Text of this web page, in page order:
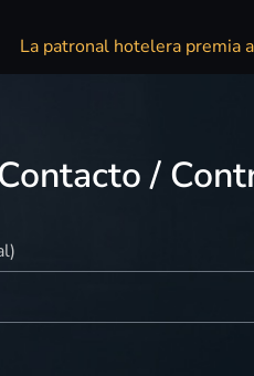
La patronal hotelera premia
/